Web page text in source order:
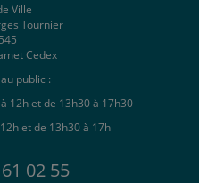
Ville
Tournier
Cedex
public :
12h et de 13h30 à 17h30
et de 13h30 à 17h
02 55